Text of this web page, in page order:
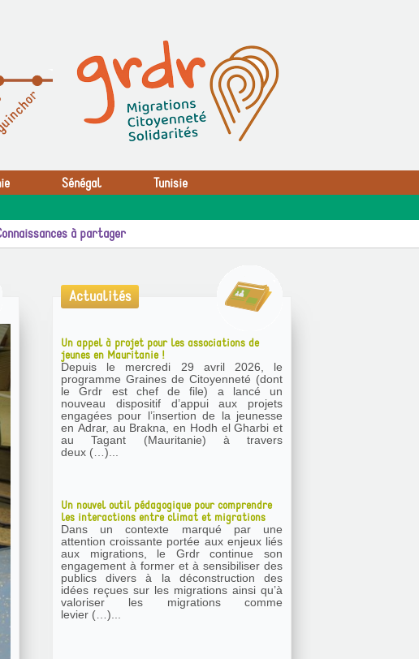
Sénégal Tunisie
à partager
Actualités
Un appel à projet pour les associations de
jeunes en Mauritanie !
Depuis le mercredi 29 avril 2026, le
programme Graines de Citoyenneté (dont
le Grdr est chef de file) a lancé un
nouveau dispositif d’appui aux projets
engagées pour l’insertion de la jeunesse
en Adrar, au Brakna, en Hodh el Gharbi et
au Tagant (Mauritanie) à travers
deux (…)...
Un nouvel outil pédagogique pour comprendre
les interactions entre climat et migrations
Dans un contexte marqué par une
attention croissante portée aux enjeux liés
aux migrations, le Grdr continue son
engagement à former et à sensibiliser des
publics divers à la déconstruction des
idées reçues sur les migrations ainsi qu’à
valoriser les migrations comme
levier (…)...